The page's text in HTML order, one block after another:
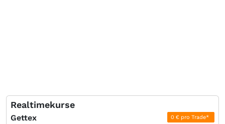
Realtimekurse
Gettex 0 € pro Trade*